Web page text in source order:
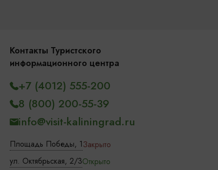
Контакты Туристского
информационного центра
Площадь Победы, 1Закрыто
ул. Октябрьская, 2/3Открыто
+7 (4012) 555-200
8 (800) 200-55-39
info@visit-kaliningrad.ru